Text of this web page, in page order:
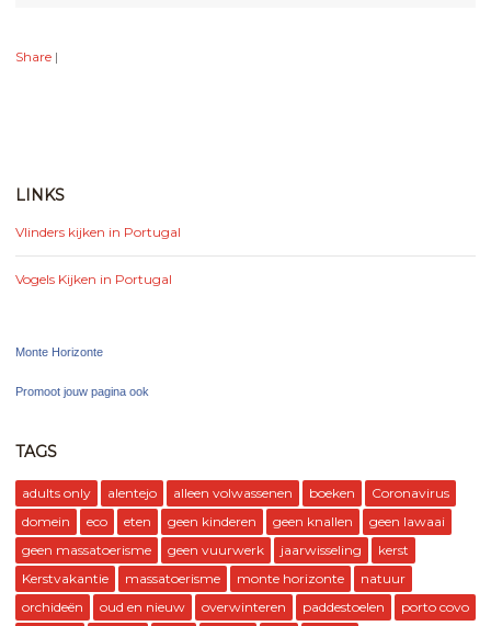
Share |
LINKS
Vlinders kijken in Portugal
Vogels Kijken in Portugal
Monte Horizonte
Promoot jouw pagina ook
TAGS
adults only alentejo alleen volwassenen boeken
Coronavirus
domein
eco eten geen kinderen geen knallen
geen lawaai
geen massatoerisme
geen vuurwerk jaarwisseling
kerst
Kerstvakantie
massatoerisme monte horizonte
natuur
orchideën
oud en nieuw overwinteren paddestoelen
porto covo